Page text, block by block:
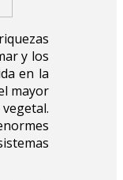
y los
en la
mayor